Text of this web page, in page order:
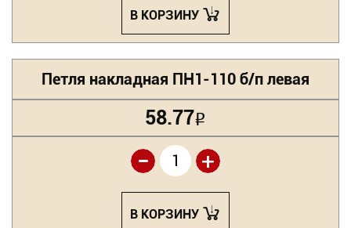
В КОРЗИНУ
Петля накладная ПН1-110 б/п левая
58.77Р
+
-
В КОРЗИНУ